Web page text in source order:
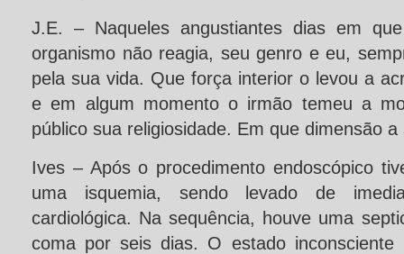
J.E. – Naqueles angustiantes dias em
organismo não reagia, seu genro e eu,
pela sua vida. Que força interior o levou a
e em algum momento o irmão temeu a
público sua religiosidade. Em que dimensão a
Ives – Após o procedimento endoscópico
uma isquemia, sendo levado de
cardiológica. Na sequência, houve uma
coma por seis dias. O estado inconsciente